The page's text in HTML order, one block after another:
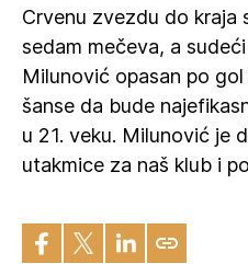
Crvenu zvezdu do kraja
sedam mečeva, a
Milunović opasan po
šanse da bude
u 21. veku. Milunović je
utakmice za naš klub i